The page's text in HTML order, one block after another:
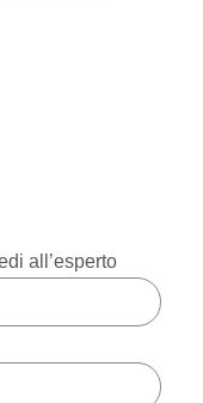
all’esperto